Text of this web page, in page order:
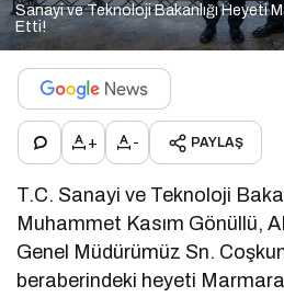
Sanayi ve Teknoloji Bakanlığı Heyeti
Etti!
+ - PAYLAŞ
T.C. Sanayi ve Teknoloji
Muhammet Kasım Gönüllü,
Genel Müdürümüz Sn.
beraberindeki heyeti